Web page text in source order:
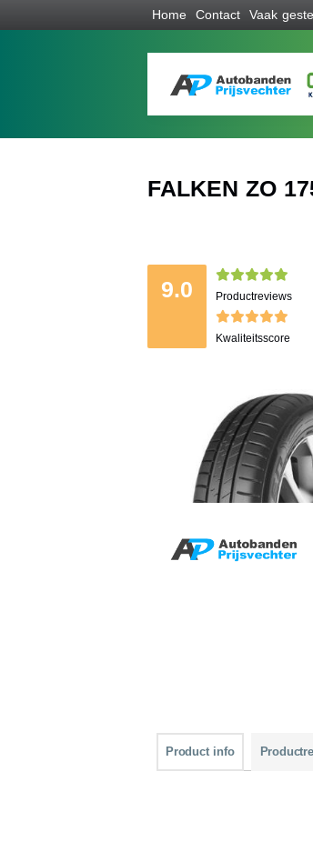
Home Contact Vaak
FALKEN ZO
9.0 Productreviews
Kwaliteitsscore
Product info